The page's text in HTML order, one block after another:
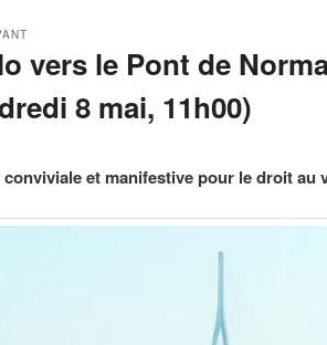
vers le Pont de
8 mai, 11h00)
et manifestive pour le droit au